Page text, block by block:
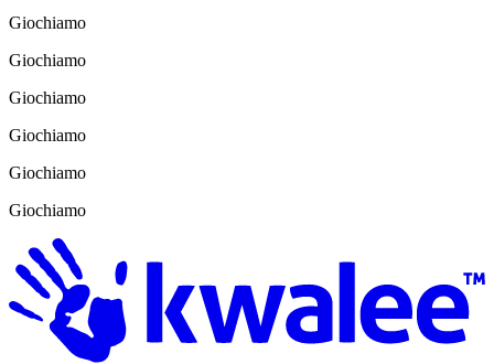
Giochiamo
Giochiamo
Giochiamo
Giochiamo
Giochiamo
Giochiamo